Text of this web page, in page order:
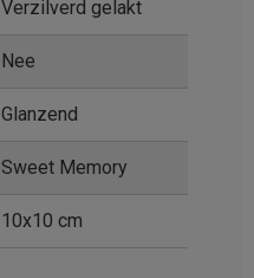
Verzilverd gelakt
Nee
Glanzend
Sweet Memory
10x10 cm